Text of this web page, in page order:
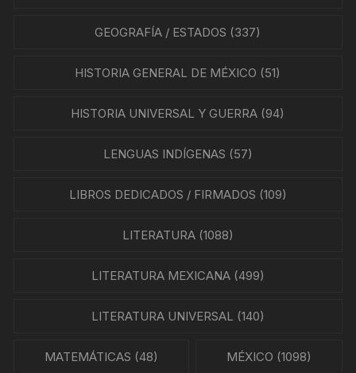
GEOGRAFÍA / ESTADOS (337)
HISTORIA GENERAL DE MÉXICO (51)
HISTORIA UNIVERSAL Y GUERRA (94)
LENGUAS INDÍGENAS (57)
LIBROS DEDICADOS / FIRMADOS (109)
LITERATURA(1088)
LITERATURA MEXICANA(499)
LITERATURA UNIVERSAL (140)
MATEMÁTICAS (48) MÉXICO (1098)